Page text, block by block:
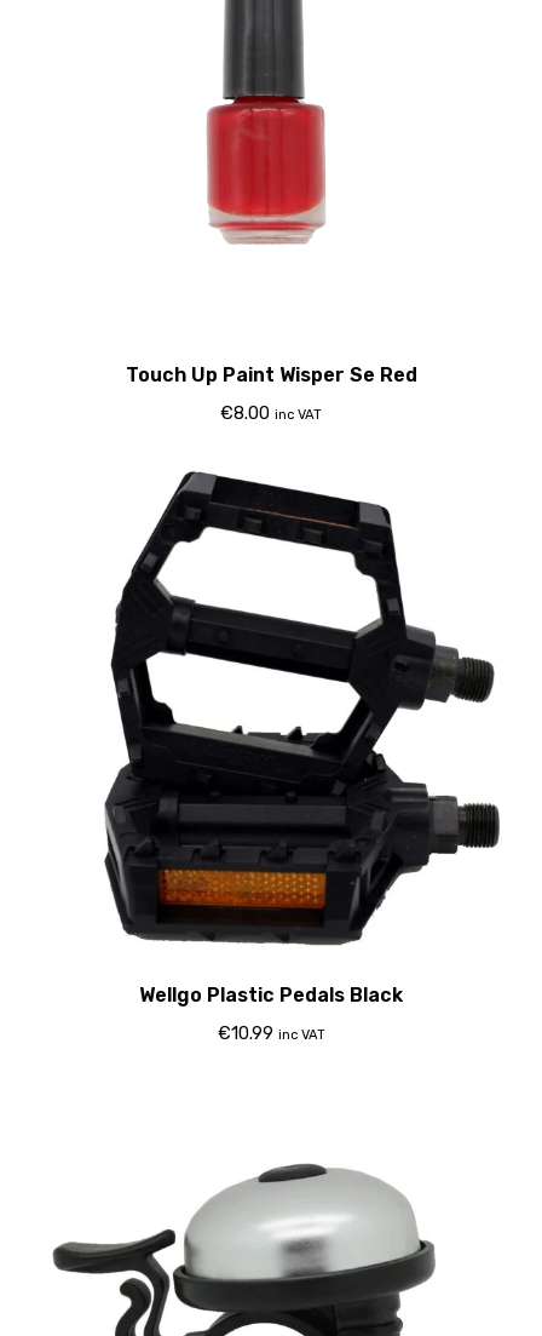
Touch Up Paint Wisper Se Red
€8.00 inc VAT
Wellgo Plastic Pedals Black
€10.99 inc VAT